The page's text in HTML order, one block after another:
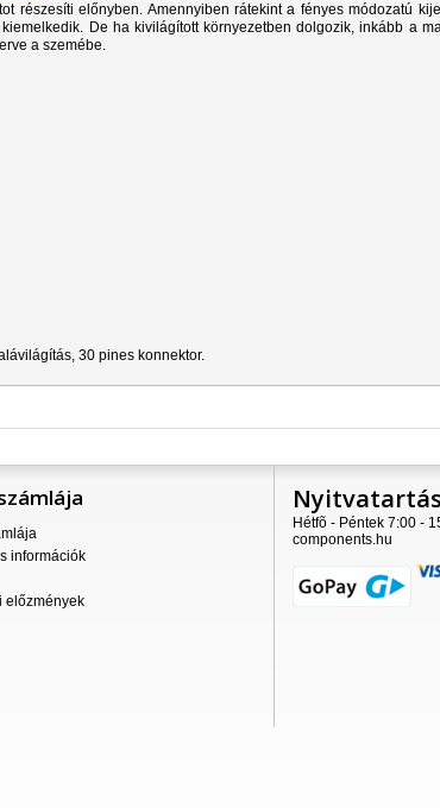
részesíti előnyben. Amennyiben rátekint a fényes módozatú
De ha kivilágított környezetben dolgozik, inkább a
a szemébe.
30 pines konnektor.
információk
előzmények
Nyitvatartás
Hétfõ - Péntek 7:00 -
components.hu